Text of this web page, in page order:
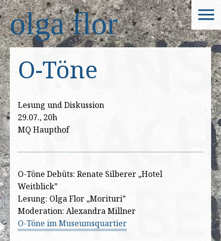
olga flor
O-Töne
Lesung und Diskussion
29.07., 20h
MQ Haupthof
O-Töne Debüts: Renate Silberer „Hotel
Weitblick”
Lesung: Olga Flor „Morituri”
Moderation: Alexandra Millner
O-Töne im Museumsquartier